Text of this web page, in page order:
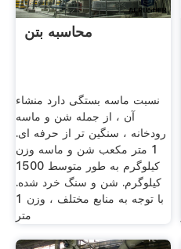
محاسبه بتن
نسبت ماسه بستگی دارد منشاء
آن ، از جمله شن و ماسه
رودخانه ، سنگین تر از حرفه ای.
1 متر مکعب شن و ماسه وزن
کیلوگرم به طور متوسط 1500
کیلوگرم. شن و سنگ خرد شده.
با توجه به منابع مختلف ، وزن 1
متر